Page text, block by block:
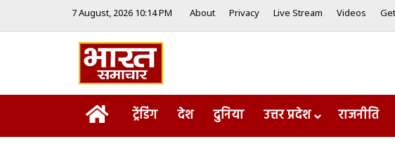
7 August, 2026 10:14 PM About Privacy Live Stream Videos
Homeट्रेंडिंग देश दुनिया उत्तर प्रदेश राजनीति